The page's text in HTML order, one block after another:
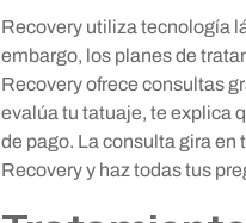
Recovery utiliza tecnología
embargo, los planes de
Recovery ofrece consultas
evalúa tu tatuaje, te explica
de pago. La consulta gira en
Recovery y haz todas tus